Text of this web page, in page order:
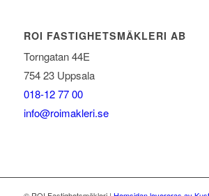
ROI FASTIGHETSMÄKLERI AB
Torngatan 44E
754 23 Uppsala
018-12 77 00
info@roimakleri.se